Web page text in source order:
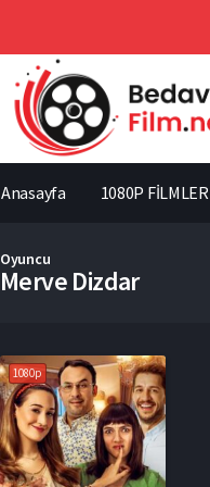
Anasayfa 1080P FİLMLER
Oyuncu
Merve Dizdar
1080p